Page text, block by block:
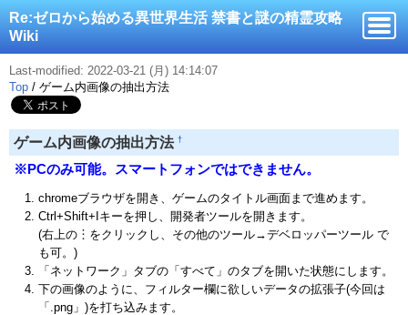
Re:ゼロから始める異世界生活 禁書と謎の精霊攻略
Wiki
Last-modified: 2022-03-21 (月) 14:14:07
Top / ゲーム内画像の抽出方法
ゲーム内画像の抽出方法 †
※PCのみ可能。スマートフォンではできません。
chromeブラウザを開き、ゲームのタイトル画面まで進めます。
Ctrl+Shift+Iキーを押し、開発者ツールを開きます。
(右上の︙をクリックし、その他のツール→デベロッパーツール で
も可。)
「ネットワーク」タブの「すべて」のタブを開いた状態にします。
下の画像のように、フィルター欄に欲しいデータの拡張子(今回は
「.png」)を打ち込みます。